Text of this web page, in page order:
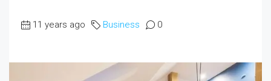
11 years ago Business 0